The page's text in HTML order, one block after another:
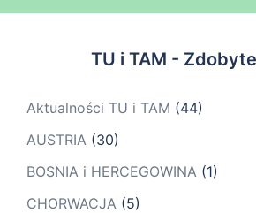
TU i TAM -
Aktualności TU i TAM (44)
AUSTRIA (30)
BOSNIA i HERCEGOWINA (1)
CHORWACJA (5)